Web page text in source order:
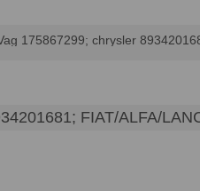
175867299; chrysler
FIAT/ALFA/